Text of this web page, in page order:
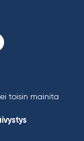
toisin mainita